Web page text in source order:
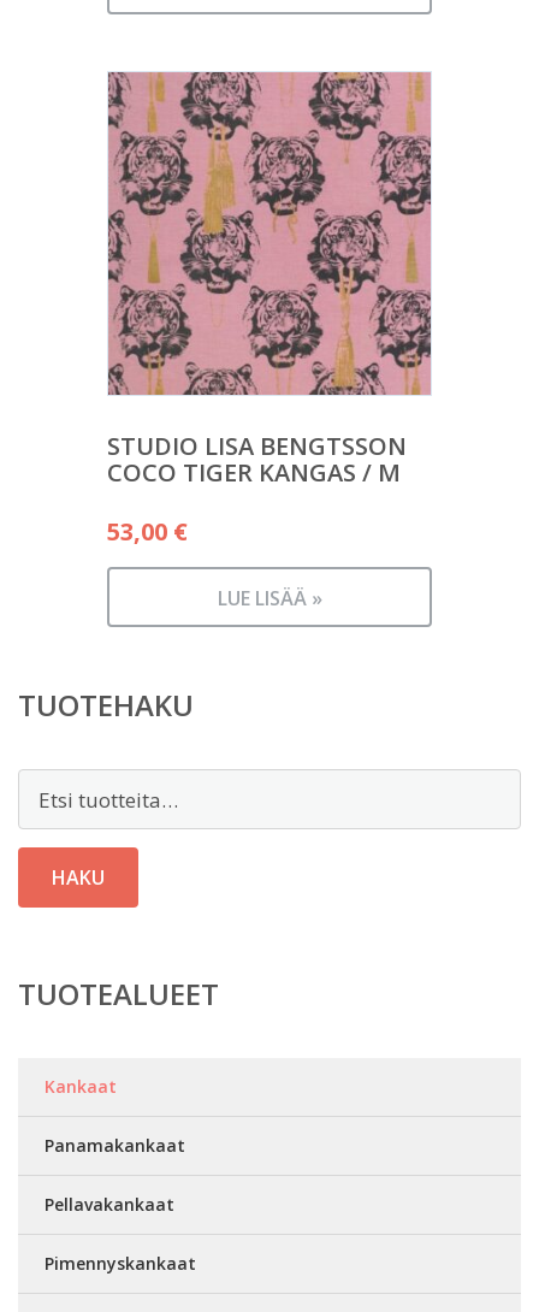
on:
STUDIO LISA BENGTSSON
COCO TIGER KANGAS / M
53,00 €
LUE LISÄÄ »
TUOTEHAKU
HAKU
TUOTEALUEET
Kankaat
Panamakankaat
Pellavakankaat
Pimennyskankaat